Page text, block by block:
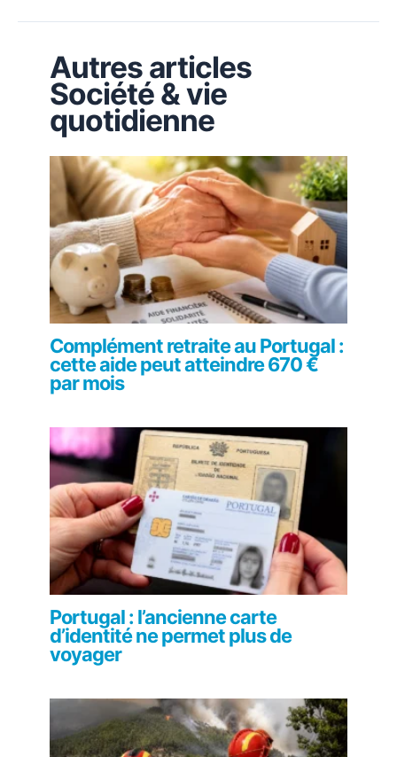
Autres articles
Société & vie
quotidienne
Complément retraite au Portugal :
cette aide peut atteindre 670 €
par mois
Portugal : l’ancienne carte
d’identité ne permet plus de
voyager